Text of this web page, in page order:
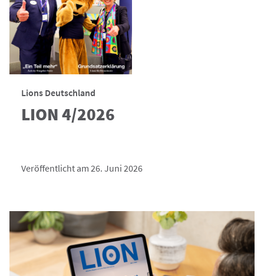
Lions Deutschland
LION 4/2026
Veröffentlicht am 26. Juni 2026